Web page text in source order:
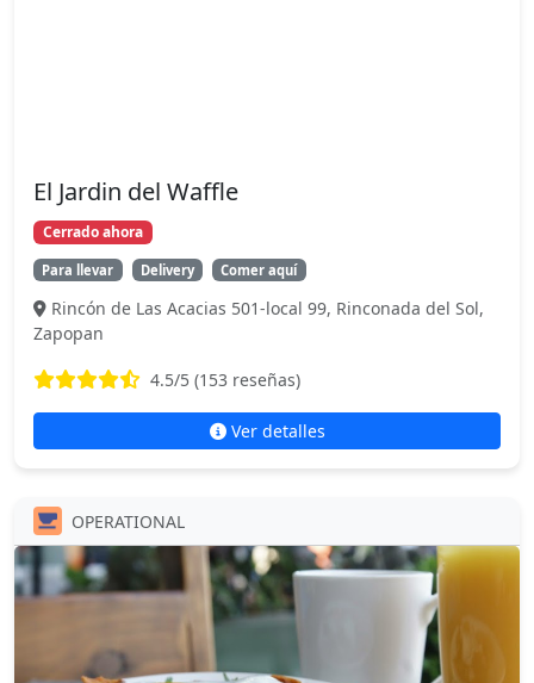
El Jardin del Waffle
Cerrado ahora
Para llevar Delivery Comer aquí
Rincón de Las Acacias 501-local 99, Rinconada del Sol,
Zapopan
4.5/5 (153 reseñas)
Ver detalles
OPERATIONAL